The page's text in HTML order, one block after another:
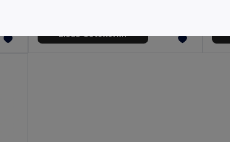
Lisää Ostokoriin